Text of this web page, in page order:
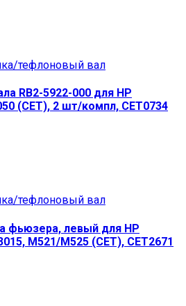
тефлоновый вал
RB2-5922-000 для HP
(CET), 2 шт/компл, CET0734
тефлоновый вал
фьюзера, левый для HP
M521/M525 (CET), CET2671